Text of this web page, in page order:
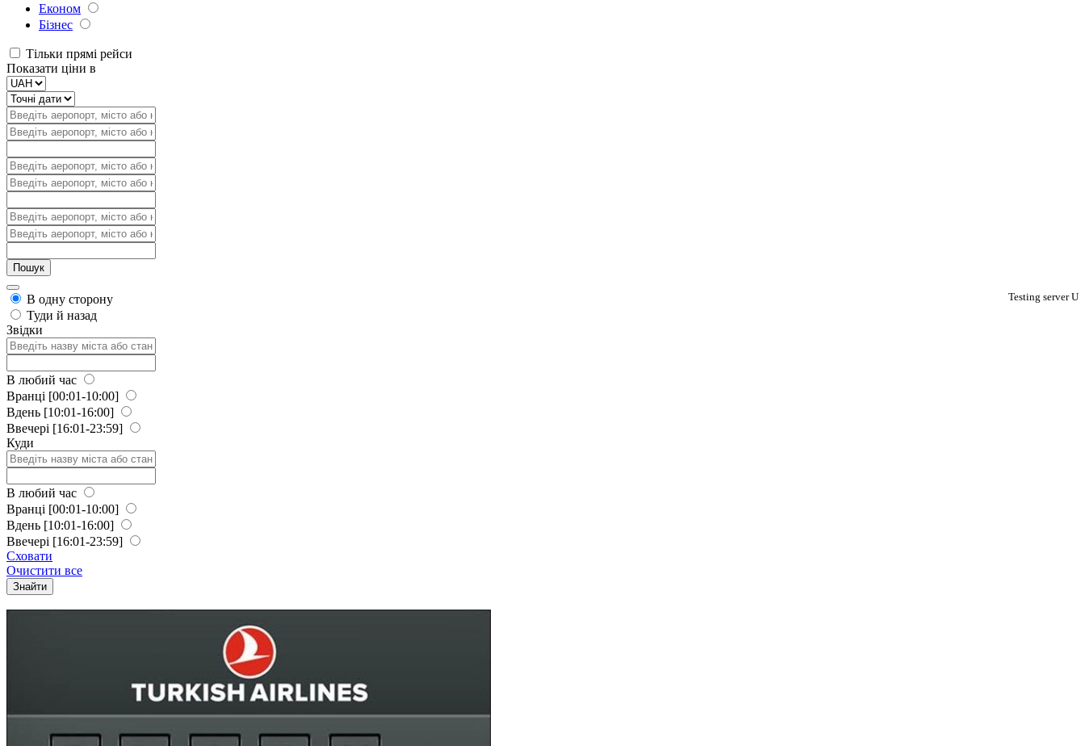
Економ
Бізнес
Тільки прямі рейси
Показати ціни в
Testing server U
В одну сторону
Туди й назад
Звідки
В любий час
Вранці [00:01-10:00]
Вдень [10:01-16:00]
Ввечері [16:01-23:59]
Куди
В любий час
Вранці [00:01-10:00]
Вдень [10:01-16:00]
Ввечері [16:01-23:59]
Сховати
Очистити все
Знайти